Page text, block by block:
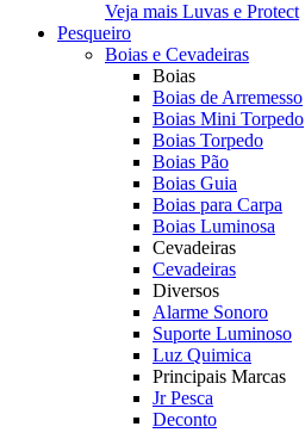
Veja mais Luvas e Protect
Pesqueiro
Boias e Cevadeiras
Boias
Boias de Arremesso
Boias Mini Torpedo
Boias Torpedo
Boias Pão
Boias Guia
Boias para Carpa
Boias Luminosa
Cevadeiras
Cevadeiras
Diversos
Alarme Sonoro
Suporte Luminoso
Luz Quimica
Principais Marcas
Jr Pesca
Deconto